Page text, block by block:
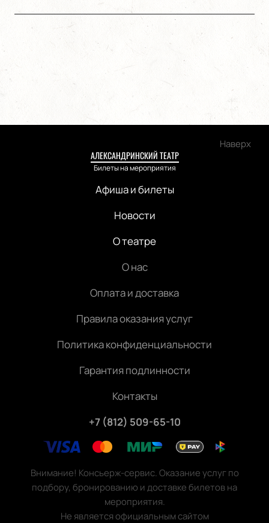
Наверх
АЛЕКСАНДРИНСКИЙ ТЕАТР
Билеты на мероприятия
Афиша и билеты
Новости
О театре
О нас
Оплата и доставка
Правила оказания услуг
Политика конфиденциальности
Гарантия подлинности
Контакты
+7 (812) 509-65-10
Внимание! Консьерж-сервис. Оказание услуг по
подбору, бронированию и доставке билетов на
мероприятия.
Не является официальным сайтом